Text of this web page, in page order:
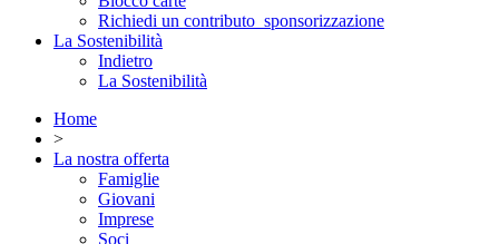
Richiedi un contributo_sponsorizzazione
La Sostenibilità
Indietro
La Sostenibilità
Home
>
La nostra offerta
Famiglie
Giovani
Imprese
Soci